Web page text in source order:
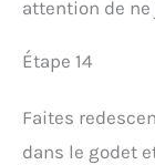
attention de ne
Étape 14
Faites
dans le godet